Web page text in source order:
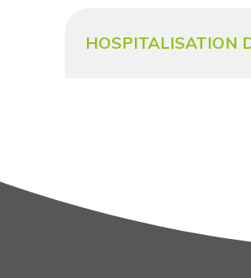
HOSPITALISATION